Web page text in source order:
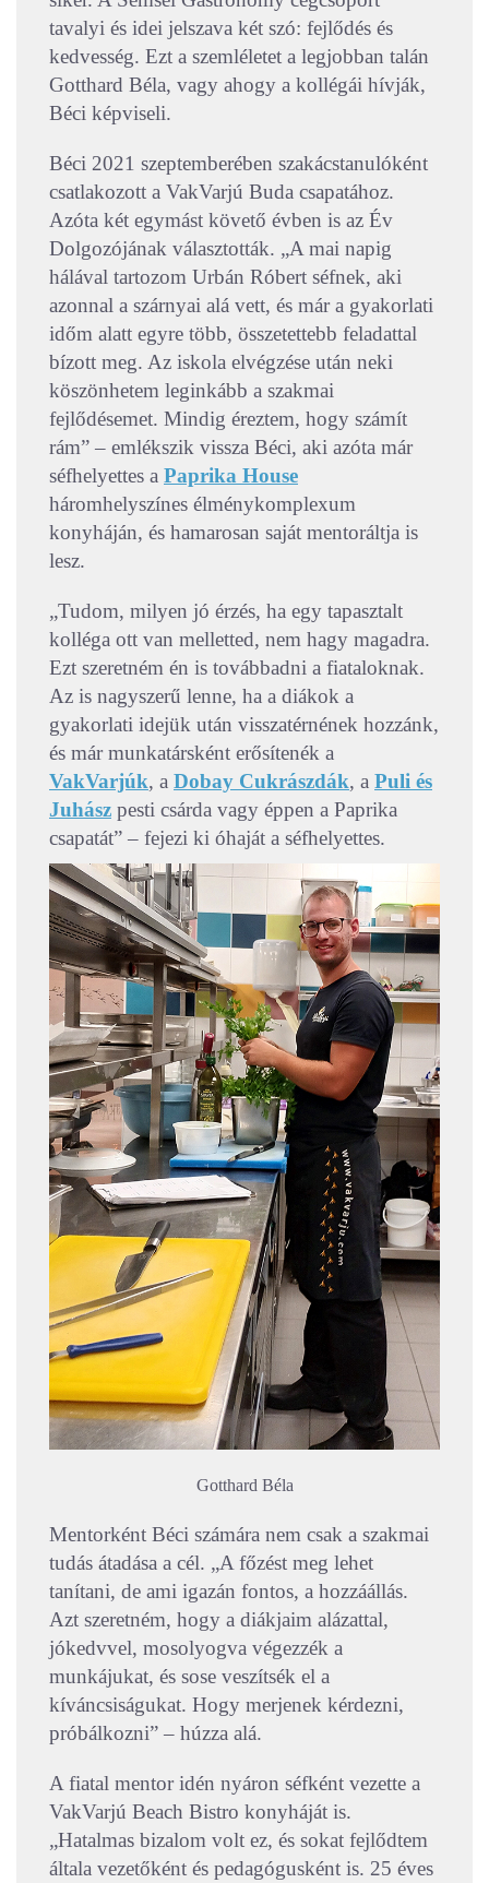
tavalyi és idei jelszava két szó: fejlődés és
kedvesség. Ezt a szemléletet a legjobban talán
Gotthard Béla, vagy ahogy a kollégái hívják,
Béci képviseli.
Béci 2021 szeptemberében szakácstanulóként
csatlakozott a VakVarjú Buda csapatához.
Azóta két egymást követő évben is az Év
Dolgozójának választották. „A mai napig
hálával tartozom Urbán Róbert séfnek, aki
azonnal a szárnyai alá vett, és már a gyakorlati
időm alatt egyre több, összetettebb feladattal
bízott meg. Az iskola elvégzése után neki
köszönhetem leginkább a szakmai
fejlődésemet. Mindig éreztem, hogy számít
rám” – emlékszik vissza Béci, aki azóta már
séfhelyettes a Paprika House
háromhelyszínes élménykomplexum
konyháján, és hamarosan saját mentoráltja is
lesz.
„Tudom, milyen jó érzés, ha egy tapasztalt
kolléga ott van melletted, nem hagy magadra.
Ezt szeretném én is továbbadni a fiataloknak.
Az is nagyszerű lenne, ha a diákok a
gyakorlati idejük után visszatérnének hozzánk,
és már munkatársként erősítenék a
VakVarjúk, a Dobay Cukrászdák, a Puli és
Juhász pesti csárda vagy éppen a Paprika
csapatát” – fejezi ki óhaját a séfhelyettes.
Gotthard Béla
Mentorként Béci számára nem csak a szakmai
tudás átadása a cél. „A főzést meg lehet
tanítani, de ami igazán fontos, a hozzáállás.
Azt szeretném, hogy a diákjaim alázattal,
jókedvvel, mosolyogva végezzék a
munkájukat, és sose veszítsék el a
kíváncsiságukat. Hogy merjenek kérdezni,
próbálkozni” – húzza alá.
A fiatal mentor idén nyáron séfként vezette a
VakVarjú Beach Bistro konyháját is.
„Hatalmas bizalom volt ez, és sokat fejlődtem
általa vezetőként és pedagógusként is. 25 éves